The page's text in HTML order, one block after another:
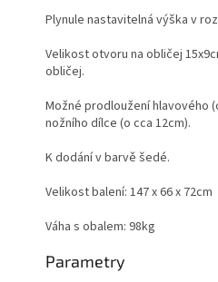
Plynule nastavitelná výška v
Velikost otvoru na obličej
obličej.
Možné prodloužení hlavového
nožního dílce (o cca 12cm).
K dodání v barvě šedé.
Velikost balení: 147 x 66 x 72cm
Váha s obalem: 98kg
Parametry